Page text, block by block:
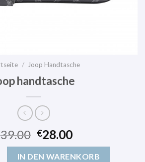
/ Joop Handtasche
handtasche
39.00 €28.00
Menge
IN DEN WARENKORB